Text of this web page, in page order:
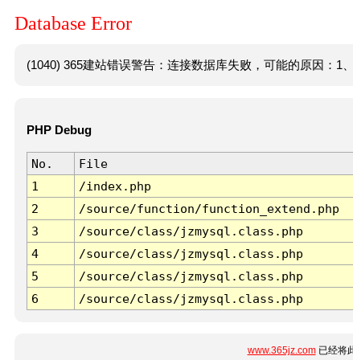
Database Error
(1040) 365建站错误警告：连接数据库失败，可能的原因：1
PHP Debug
No. File
1
/index.php
2
/source/function/function_extend.php
3
/source/class/jzmysql.class.php
4
/source/class/jzmysql.class.php
5
/source/class/jzmysql.class.php
6
/source/class/jzmysql.class.php
www.365jz.com已经将